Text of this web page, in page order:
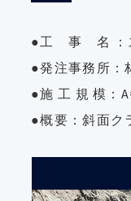
●工 事 名 ：
●発注事務所：
●施 工 規 模：
●概要：斜面ク